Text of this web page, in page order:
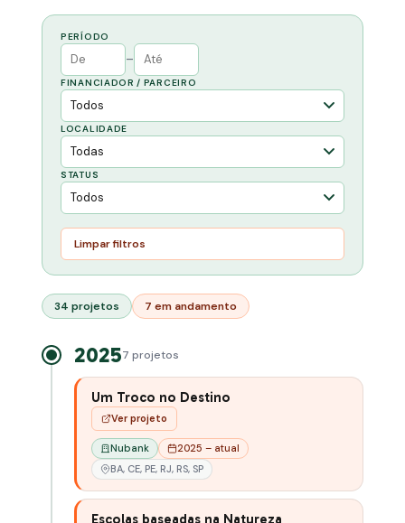
PERÍODO
–
FINANCIADOR / PARCEIRO
LOCALIDADE
STATUS
Limpar filtros
34 projetos 7 em andamento
20257 projetos
Um Troco no Destino
Ver projeto
Nubank
2025 – atual
BA, CE, PE, RJ, RS, SP
Escolas baseadas na Natureza